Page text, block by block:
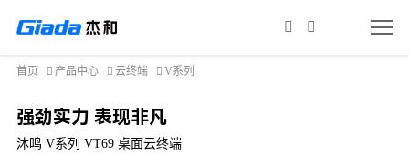
首页 产品中心 云终端 V系列
强劲实力 表现非凡
沐鸣 V系列 VT69 桌面云终端